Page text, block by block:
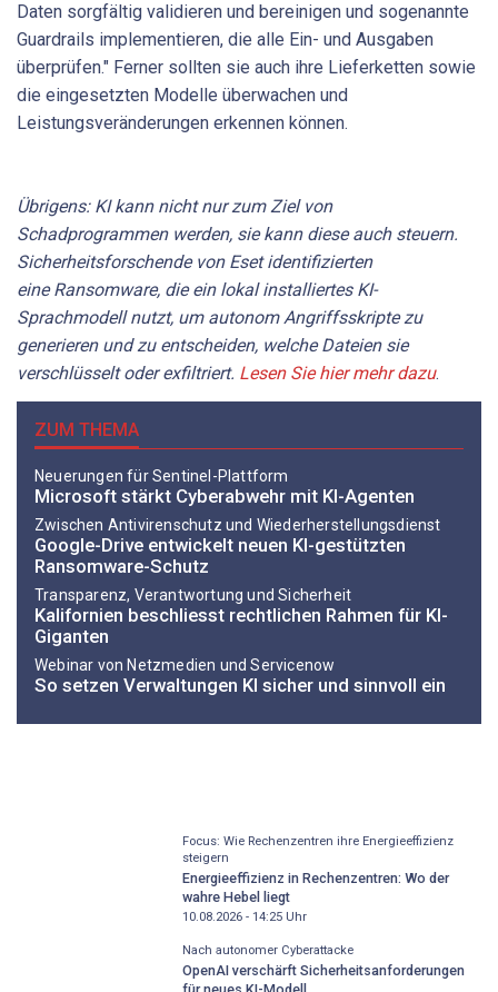
Daten sorgfältig validieren und bereinigen und sogenannte
Guardrails implementieren, die alle Ein- und Ausgaben
überprüfen." Ferner sollten sie auch ihre Lieferketten sowie
die eingesetzten Modelle überwachen und
Leistungsveränderungen erkennen können.
Übrigens: KI kann nicht nur zum Ziel von
Schadprogrammen werden, sie kann diese auch steuern.
Sicherheitsforschende von Eset identifizierten
eine Ransomware, die ein lokal installiertes KI-
Sprachmodell nutzt, um autonom Angriffsskripte zu
generieren und zu entscheiden, welche Dateien sie
verschlüsselt oder exfiltriert. Lesen Sie hier mehr dazu.
ZUM THEMA
Neuerungen für Sentinel-Plattform
Microsoft stärkt Cyberabwehr mit KI-Agenten
Zwischen Antivirenschutz und Wiederherstellungsdienst
Google-Drive entwickelt neuen KI-gestützten
Ransomware-Schutz
Transparenz, Verantwortung und Sicherheit
Kalifornien beschliesst rechtlichen Rahmen für KI-
Giganten
Webinar von Netzmedien und Servicenow
So setzen Verwaltungen KI sicher und sinnvoll ein
Focus: Wie Rechenzentren ihre Energieeffizienz
steigern
Energieeffizienz in Rechenzentren: Wo der
wahre Hebel liegt
10.08.2026 - 14:25Uhr
Nach autonomer Cyberattacke
OpenAI verschärft Sicherheitsanforderungen